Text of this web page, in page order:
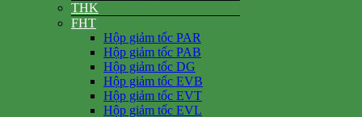
THK
FHT
Hộp giảm tốc PAR
Hộp giảm tốc PAB
Hộp giảm tốc DG
Hộp giảm tốc EVB
Hộp giảm tốc EVT
Hộp giảm tốc EVL